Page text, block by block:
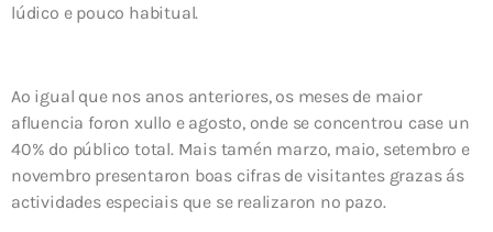
lúdico e pouco habitual.
Ao igual que nos anos anteriores, os meses de maior
afluencia foron xullo e agosto, onde se concentrou case un
40% do público total. Mais tamén marzo, maio, setembro e
novembro presentaron boas cifras de visitantes grazas ás
actividades especiais que se realizaron no pazo.